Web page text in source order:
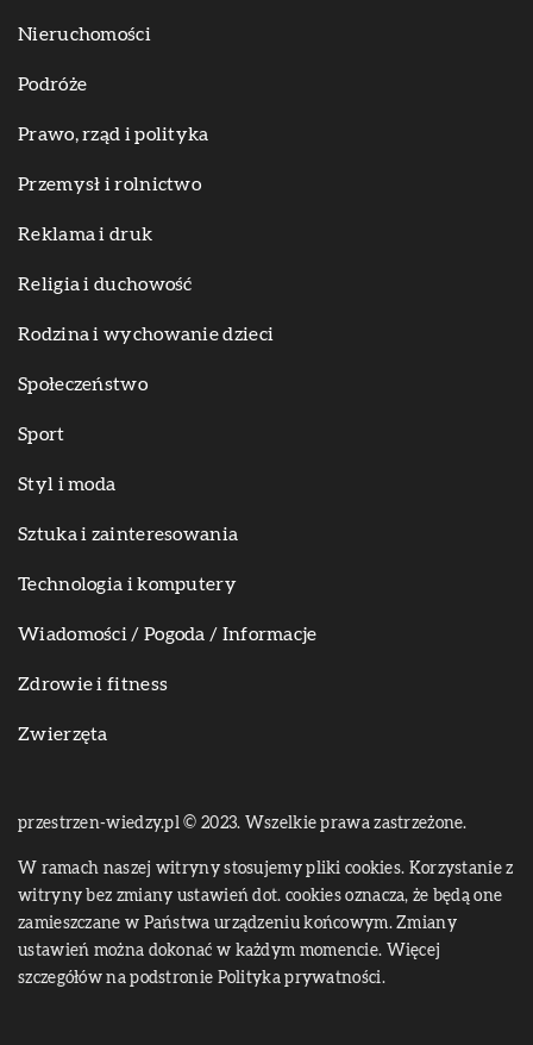
Nieruchomości
Podróże
Prawo, rząd i polityka
Przemysł i rolnictwo
Reklama i druk
Religia i duchowość
Rodzina i wychowanie dzieci
Społeczeństwo
Sport
Styl i moda
Sztuka i zainteresowania
Technologia i komputery
Wiadomości / Pogoda / Informacje
Zdrowie i fitness
Zwierzęta
przestrzen-wiedzy.pl © 2023. Wszelkie prawa zastrzeżone.
W ramach naszej witryny stosujemy pliki cookies. Korzystanie z
witryny bez zmiany ustawień dot. cookies oznacza, że będą one
zamieszczane w Państwa urządzeniu końcowym. Zmiany
ustawień można dokonać w każdym momencie. Więcej
szczegółów na podstronie Polityka prywatności.